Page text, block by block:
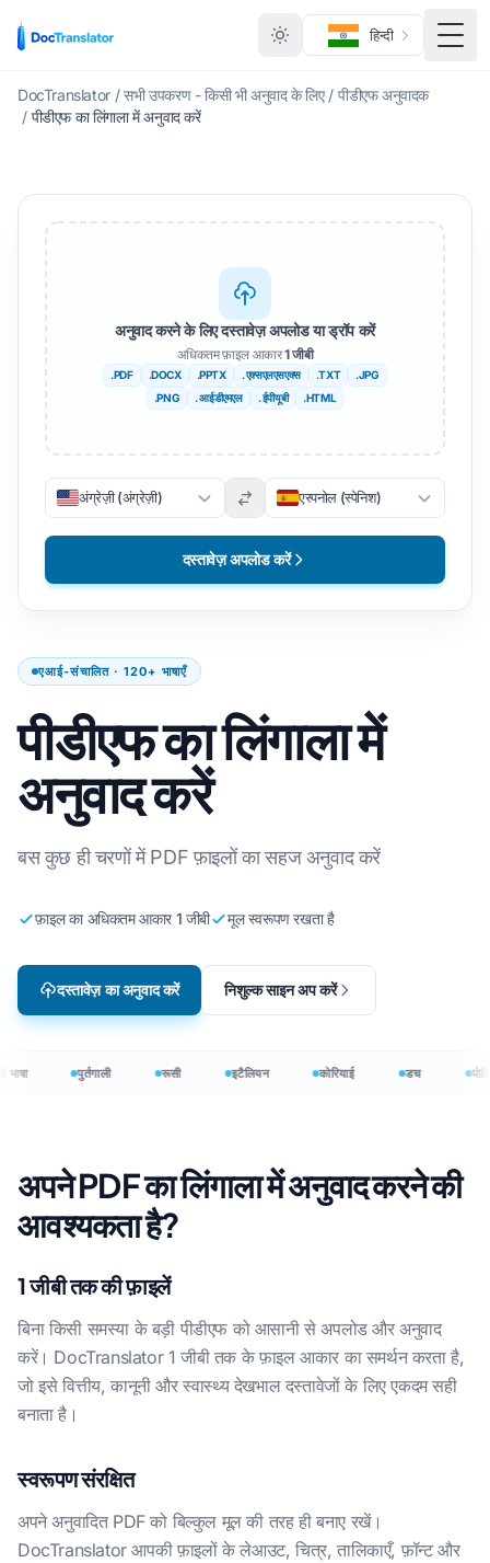
हिन्दी
टॉगल
DocTranslator / सभी उपकरण - किसी भी अनुवाद के लिए / पीडीएफ अनुवादक
/ पीडीएफ का लिंगाला में अनुवाद करें
एआई-संचालित · 120+ भाषाएँ
पीडीएफ का लिंगाला में
अनुवाद करें
बस कुछ ही चरणों में PDF फ़ाइलों का सहज अनुवाद करें
फ़ाइल का अधिकतम आकार 1 जीबी मूल स्वरूपण रखता है
दस्तावेज़ का अनुवाद करें निशुल्क साइन अप करें
अनुवाद करने के लिए दस्तावेज़ अपलोड या ड्रॉप करें
अधिकतम फ़ाइल आकार1 जीबी
.PDF .DOCX .PPTX . एक्सएलएसएक्स .TXT
.JPG
.PNG
. आईडीएमएल . ईपीयूबी .HTML
अंग्रेज़ी (अंग्रेज़ी) एस्पनोल (स्पेनिश)
दस्तावेज़ अपलोड करें
पुर्तगाली रूसी इटैलियन कोरियाई डच
अपने PDF का लिंगाला में अनुवाद करने की
आवश्यकता है?
1 जीबी तक की फ़ाइलें
बिना किसी समस्या के बड़ी पीडीएफ को आसानी से अपलोड और अनुवाद
करें। DocTranslator 1 जीबी तक के फ़ाइल आकार का समर्थन करता है,
जो इसे वित्तीय, कानूनी और स्वास्थ्य देखभाल दस्तावेजों के लिए एकदम सही
बनाता है।
स्वरूपण संरक्षित
अपने अनुवादित PDF को बिल्कुल मूल की तरह ही बनाए रखें।
DocTranslator आपकी फ़ाइलों के लेआउट, चित्र, तालिकाएँ, फ़ॉन्ट और